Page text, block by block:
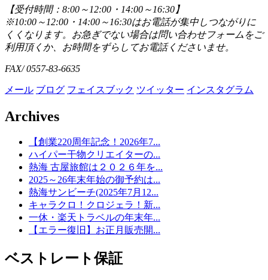
【受付時間：8:00～12:00・14:00～16:30】
※10:00～12:00・14:00～16:30はお電話が集中しつながりに
くくなります。お急ぎでない場合は問い合わせフォームをご
利用頂くか、お時間をずらしてお電話くださいませ。
FAX/ 0557-83-6635
メール ブログ フェイスブック ツイッター インスタグラム
Archives
【創業220周年記念！2026年7...
ハイパー干物クリエイターの...
熱海 古屋旅館は２０２６年を...
2025～26年末年始の御予約は...
熱海サンビーチ(2025年7月12...
キャラクロ！クロジェラ！新...
一休・楽天トラベルの年末年...
【エラー復旧】お正月販売開...
ベストレート保証